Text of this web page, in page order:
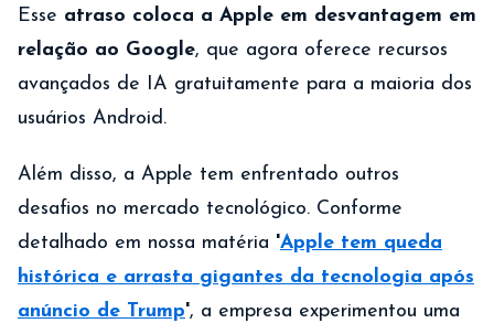
Esse atraso coloca a Apple em desvantagem em
relação ao Google, que agora oferece recursos
avançados de IA gratuitamente para a maioria dos
usuários Android.
Além disso, a Apple tem enfrentado outros
desafios no mercado tecnológico. Conforme
detalhado em nossa matéria 'Apple tem queda
histórica e arrasta gigantes da tecnologia após
anúncio de Trump', a empresa experimentou uma